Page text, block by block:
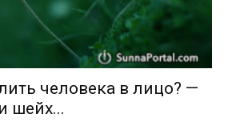
человека в лицо? —
шейх...